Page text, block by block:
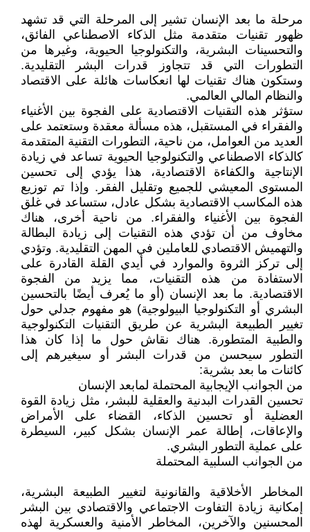
مرحلة ما بعد الإنسان تشير إلى المرحلة التي قد تشهد
ظهور تقنيات متقدمة مثل الذكاء الاصطناعي الفائق،
والتحسينات البشرية، والتكنولوجيا الحيوية، وغيرها من
التطورات التي قد تتجاوز قدرات البشر التقليدية.
وستكون هناك تقنيات لها انعكاسات هائلة على الاقتصاد
والنظام المالي العالمي.
ستؤثر هذه التقنيات الاقتصادية على الفجوة بين الأغنياء
والفقراء في المستقبل، هذه مسألة معقدة وستعتمد على
العديد من العوامل، من ناحية، التطورات التقنية المتقدمة
كالذكاء الاصطناعي والتكنولوجيا الحيوية تساعد في زيادة
الإنتاجية والكفاءة الاقتصادية، هذا يؤدي إلى تحسين
المستوى المعيشي للجميع وتقليل الفقر. وإذا تم توزيع
هذه المكاسب الاقتصادية بشكل عادل، ستساعد في غلق
الفجوة بين الأغنياء والفقراء. من ناحية أخرى، هناك
مخاوف من أن تؤدي هذه التقنيات إلى زيادة البطالة
والتهميش الاقتصادي للعاملين في المهن التقليدية. وتؤدي
إلى تركز الثروة والموارد في أيدي القلة القادرة على
الاستفادة من هذه التقنيات، مما يزيد من الفجوة
الاقتصادية. ما بعد الإنسان (أو ما يُعرف أيضًا بالتحسين
البشري أو التكنولوجيا البيولوجية) هو مفهوم جدلي حول
تغيير الطبيعة البشرية عن طريق التقنيات التكنولوجية
والطبية المتطورة. هناك نقاش حول ما إذا كان هذا
التطور سيحسن من قدرات البشر أو سيغيرهم إلى
كائنات ما بعد بشرية:
من الجوانب الإيجابية المحتملة لمابعد الإنسان
تحسين القدرات البدنية والعقلية للبشر، مثل زيادة القوة
العضلية أو تحسين الذكاء، القضاء على الأمراض
والإعاقات، إطالة عمر الإنسان بشكل كبير، السيطرة
على عملية التطور البشري.
من الجوانب السلبية المحتملة
المخاطر الأخلاقية والقانونية لتغيير الطبيعة البشرية،
إمكانية زيادة التفاوت الاجتماعي والاقتصادي بين البشر
المحسنين والآخرين، المخاطر الأمنية والعسكرية لهذه